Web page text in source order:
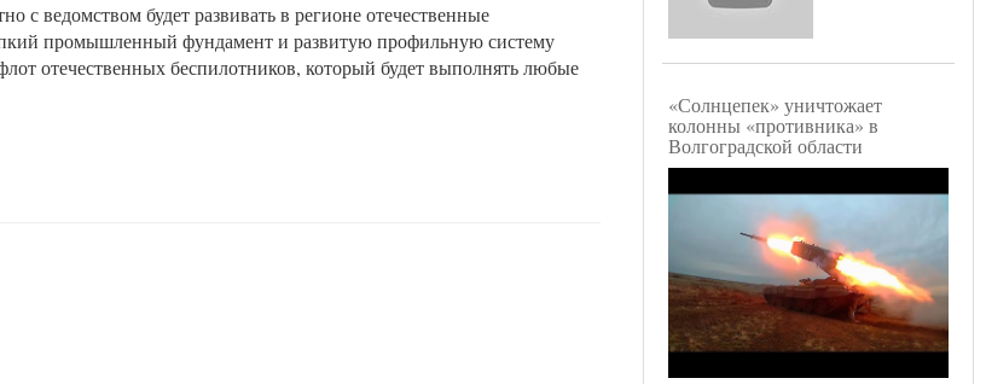
с ведомством будет развивать в регионе отечественные
промышленный фундамент и развитую профильную систему
отечественных беспилотников, который будет выполнять любые
«Солнцепек» уничтожает
колонны «противника» в
Волгоградской области